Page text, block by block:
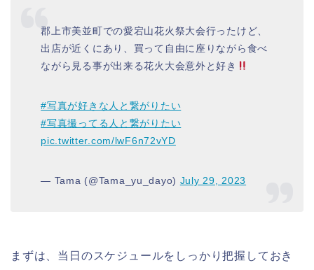
郡上市美並町での愛宕山花火祭大会行ったけど、
出店が近くにあり、買って自由に座りながら食べ
ながら見る事が出来る花火大会意外と好き
#写真が好きな人と繋がりたい
#写真撮ってる人と繋がりたい
pic.twitter.com/lwF6n72vYD
— Tama (@Tama_yu_dayo) July 29, 2023
まずは、当日のスケジュールをしっかり把握しておき